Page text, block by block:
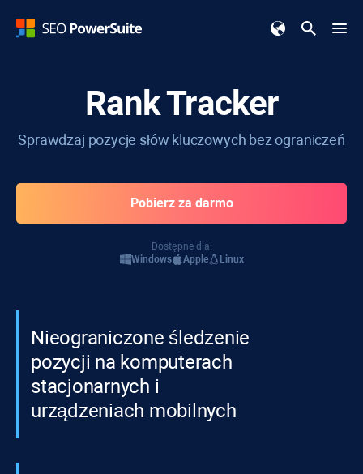
Rank Tracker
Sprawdzaj pozycje słów kluczowych bez ograniczeń
Pobierz za darmo
Dostępne dla:
Windows
Apple Linux
Nieograniczone śledzenie
pozycji na komputerach
stacjonarnych i
urządzeniach mobilnych